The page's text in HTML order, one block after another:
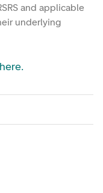
and applicable
underlying